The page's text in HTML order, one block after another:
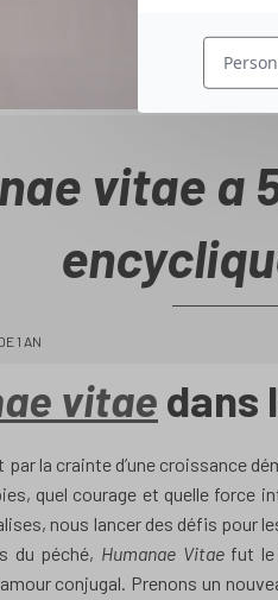
vitae a
1 AN
vitae dans
par la crainte d’une croissance
quel courage et quelle force
nous lancer des défis pour
du péché, Humanae Vitaefut le
conjugal. Prenons un